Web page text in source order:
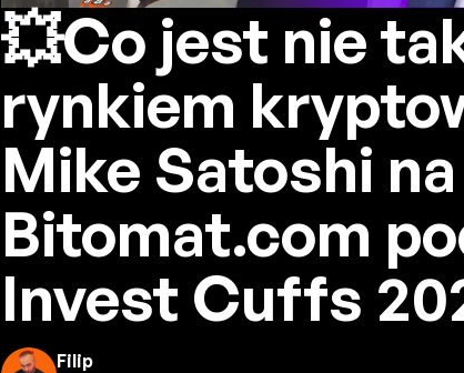
💥Co jest nie
rynkiem
Mike Satoshi
Bitomat.com
Invest Cuffs
Filip